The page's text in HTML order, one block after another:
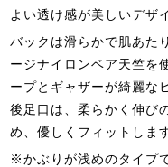
よい透け感が美しいデザ
バックは滑らかで肌あた
ージナイロンベア天竺を
ープとギャザーが綺麗な
後足口は、柔らかく伸び
め、優しくフィットしま
※かぶりが浅めのタイプ